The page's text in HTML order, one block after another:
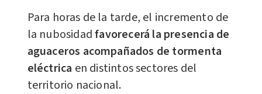
Para horas de la tarde, el incremento de
la nubosidadfavorecerá la presencia de
aguaceros acompañados de tormenta
eléctrica en distintos sectores del
territorio nacional.